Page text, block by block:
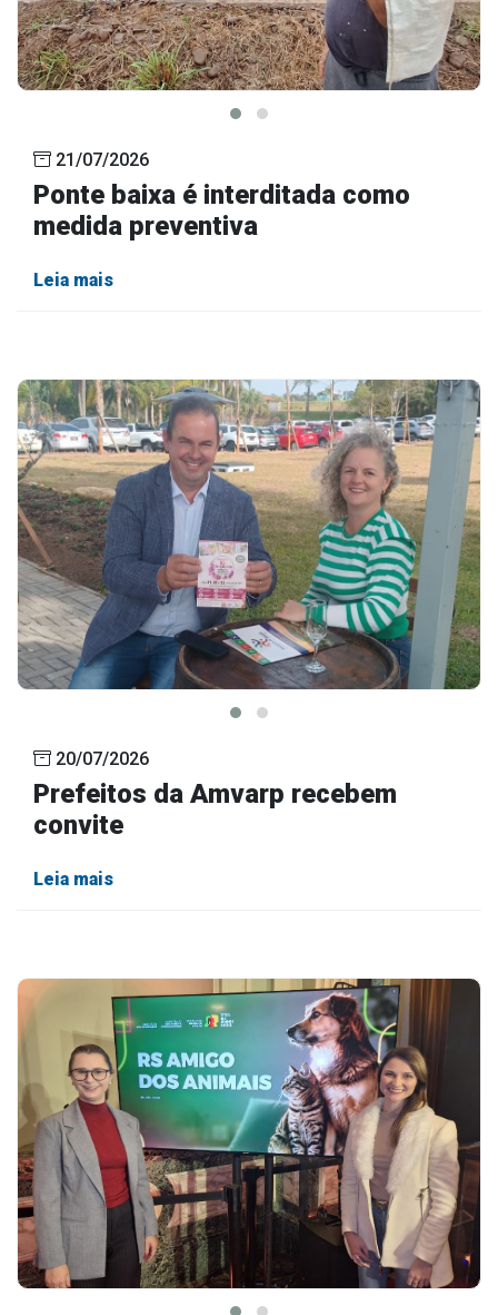
21/07/2026
Ponte baixa é interditada como
medida preventiva
Leia mais
20/07/2026
Prefeitos da Amvarp recebem
convite
Leia mais